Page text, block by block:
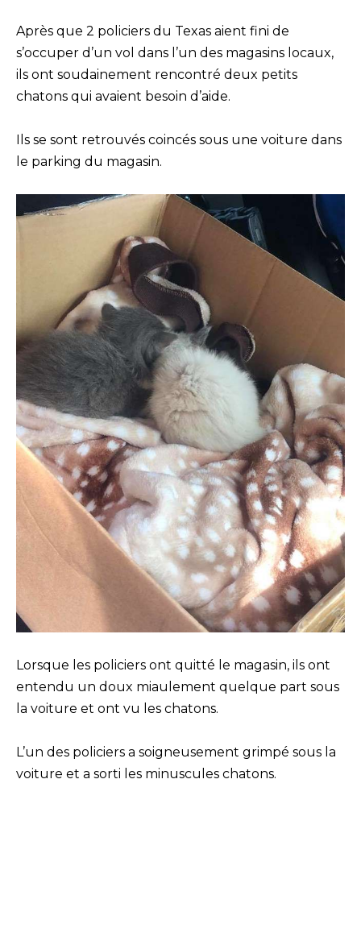
Après que 2 policiers du Texas aient fini de
s’occuper d’un vol dans l’un des magasins locaux,
ils ont soudainement rencontré deux petits
chatons qui avaient besoin d’aide.
Ils se sont retrouvés coincés sous une voiture dans
le parking du magasin.
Lorsque les policiers ont quitté le magasin, ils ont
entendu un doux miaulement quelque part sous
la voiture et ont vu les chatons.
L’un des policiers a soigneusement grimpé sous la
voiture et a sorti les minuscules chatons.